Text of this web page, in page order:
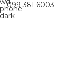
099 381 6003